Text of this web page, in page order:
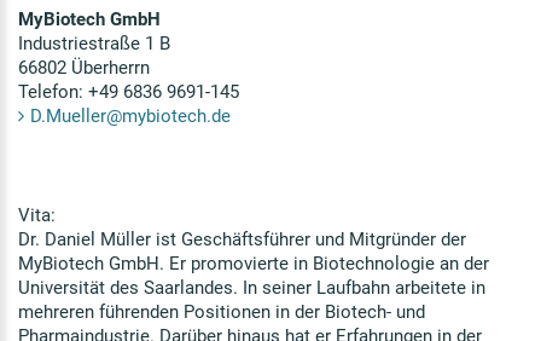
MyBiotech GmbH
Industriestraße 1 B
66802 Überherrn
Telefon: +49 6836 9691-145
D.Mueller@mybiotech.de
Vita:
Dr. Daniel Müller ist Geschäftsführer und Mitgründer der
MyBiotech GmbH. Er promovierte in Biotechnologie an der
Universität des Saarlandes. In seiner Laufbahn arbeitete in
mehreren führenden Positionen in der Biotech- und
Pharmaindustrie. Darüber hinaus hat er Erfahrungen in der